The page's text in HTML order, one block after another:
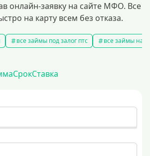
онлайн-заявку на сайте МФО. Все
на карту всем без отказа.
все займы под залог птс все займы на
СрокСтавка